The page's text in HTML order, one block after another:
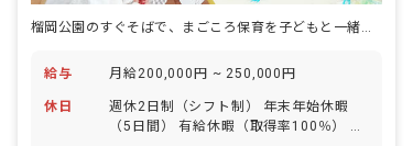
榴岡公園のすぐそばで、まごころ保育を子どもと一緒に体験していく認定こども園です。
給与 月給200,000円 ~ 250,000円
休日
週休2日制（シフト制） 年末年始休暇
（5日間） 有給休暇（取得率100％） 慶